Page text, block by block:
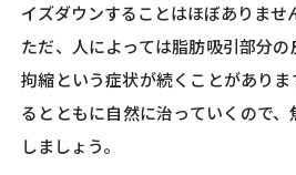
イズダウンすることはほぼありませ
ただ、人によっては脂肪吸引部分
拘縮という症状が続くことがあり
るとともに自然に治っていくので
しましょう。